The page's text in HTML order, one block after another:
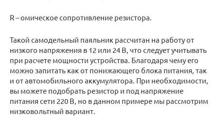
R – омическое сопротивление резистора.
Такой самодельный паяльник рассчитан на работу от
низкого напряжения в 12 или 24 В, что следует учитывать
при расчете мощности устройства. Благодаря чему его
можно запитать как от понижающего блока питания, так
и от автомобильного аккумулятора. При необходимости,
вы можете подобрать резистор и под напряжение
питания сети 220 В, но в данном примере мы рассмотрим
низковольтный вариант.